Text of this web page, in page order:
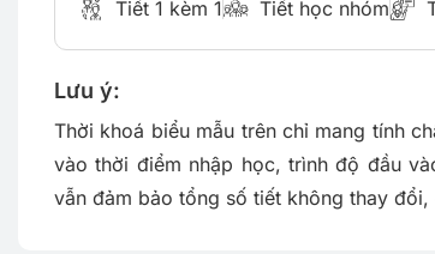
Tiết 1 kèm 1 Tiết học nhóm
Lưu ý:
Thời khoá biểu mẫu trên chỉ mang tính
vào thời điểm nhập học, trình độ đầu
vẫn đảm bảo tổng số tiết không thay